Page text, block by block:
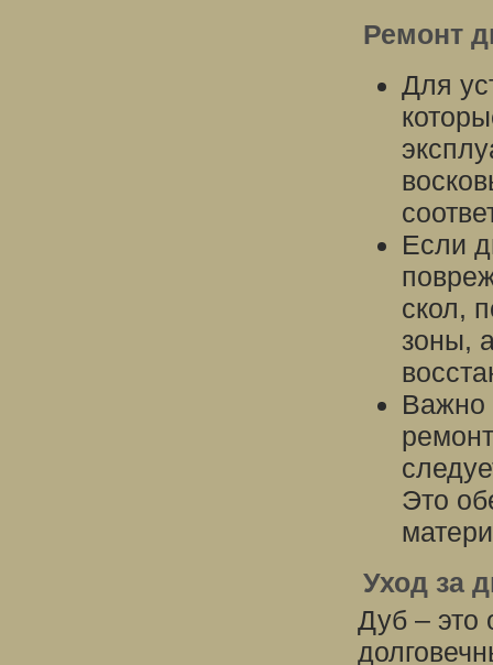
Ремонт
Для
Если
скол,
зоны,
Важно
Это
Уход за
Дуб – это